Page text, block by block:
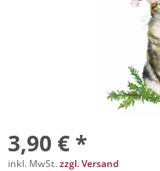
3,90 € *
inkl. MwSt.zzgl. Versand